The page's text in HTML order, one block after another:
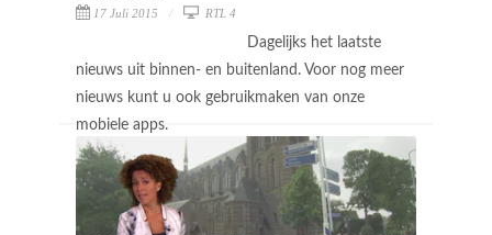
17 Juli 2015 RTL 4
Dagelijks het laatste
nieuws uit binnen- en buitenland. Voor nog meer
nieuws kunt u ook gebruikmaken van onze
mobiele apps.